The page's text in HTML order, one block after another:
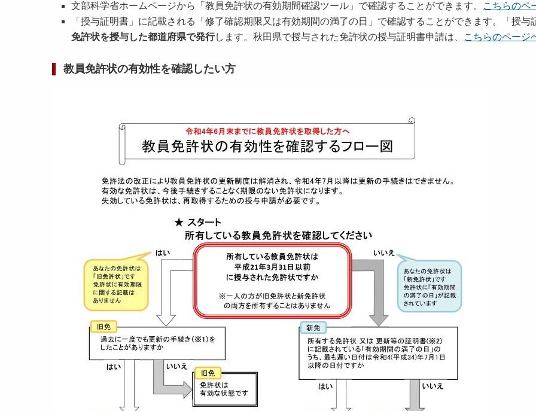
文部科学省ホームページから「教員免許状の有効期間確認ツール」で確認することができます。
こちらのペ
「授与証明書」に記載される「修了確認期限又は有効期間の満了の日」で確認することができます。「授与
免許状を授与した都道府県で発行します。秋田県で授与された免許状の授与証明書申請は、 こちらのページ
教員免許状の有効性を確認したい方